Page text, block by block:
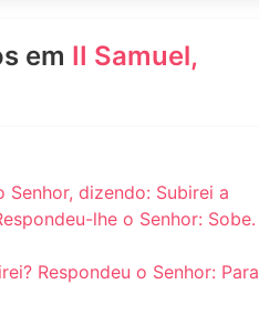
em II Samuel,
dizendo: Subirei a
lhe o Senhor: Sobe.
Respondeu o Senhor: Para